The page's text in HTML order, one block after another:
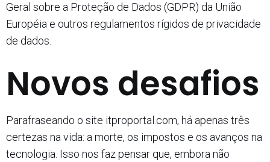
Geral sobre a Proteção de Dados (GDPR) da União
Européia e outros regulamentos rígidos de privacidade
de dados.
Novos desafios
Parafraseando o site itproportal.com, há apenas três
certezas na vida: a morte, os impostos e os avanços na
tecnologia. Isso nos faz pensar que, embora não